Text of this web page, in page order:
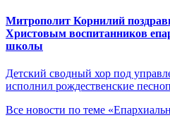
Митрополит Корнилий
Христовым воспитанников
школы
Детский сводный хор под
исполнил рождественские
Все новости по теме